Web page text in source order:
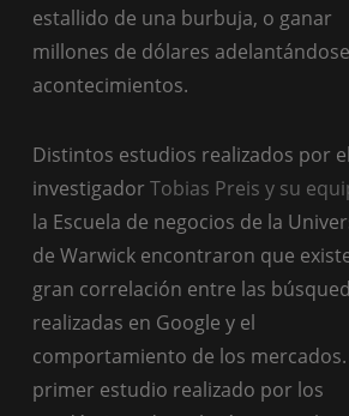
estallido de una burbuja, o ganar
millones de dólares
acontecimientos.
Distintos estudios realizados por el
investigador Tobias Preis y su
la Escuela de negocios de la
de Warwick encontraron que
gran correlación entre las
realizadas en Google y el
comportamiento de los
primer estudio realizado por los